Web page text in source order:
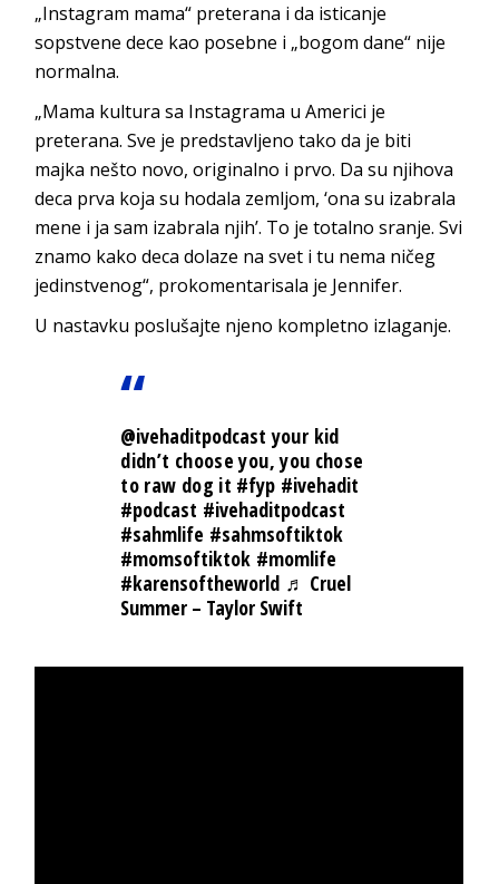
„Instagram mama“ preterana i da isticanje
sopstvene dece kao posebne i „bogom dane“ nije
normalna.
„Mama kultura sa Instagrama u Americi je
preterana. Sve je predstavljeno tako da je biti
majka nešto novo, originalno i prvo. Da su njihova
deca prva koja su hodala zemljom, ‘ona su izabrala
mene i ja sam izabrala njih’. To je totalno sranje. Svi
znamo kako deca dolaze na svet i tu nema ničeg
jedinstvenog“, prokomentarisala je Jennifer.
U nastavku poslušajte njeno kompletno izlaganje.
@ivehaditpodcast your kid
didn’t choose you, you chose
to raw dog it #fyp #ivehadit
#podcast #ivehaditpodcast
#sahmlife #sahmsoftiktok
#momsoftiktok #momlife
#karensoftheworld ♬ Cruel
Summer – Taylor Swift